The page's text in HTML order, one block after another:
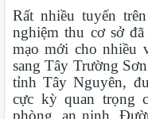
Rất nhiều tuyến
nghiệm thu cơ sở
mạo mới cho nhiều
sang Tây Trường
tỉnh Tây Nguyên,
cực kỳ quan trọng
phòng, an ninh.